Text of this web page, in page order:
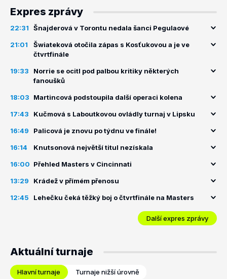
Expres zprávy
22:31 Šnajderová v Torontu nedala šanci Pegulaové
21:01
Šwiateková otočila zápas s Kosťukovou a je ve
čtvrtfinále
19:33
Norrie se ocitl pod palbou kritiky některých
fanoušků
18:03 Martincová podstoupila další operaci kolena
17:43 Kučmová s Laboutkovou ovládly turnaj v Lipsku
16:49 Palicová je znovu po týdnu ve finále!
16:14 Knutsonová největší titul nezískala
16:00 Přehled Masters v Cincinnati
13:29 Krádež v přímém přenosu
12:45 Lehečku čeká těžký boj o čtvrtfinále na Masters
Další expres zprávy
Aktuální turnaje
Hlavní turnaje Turnaje nižší úrovně